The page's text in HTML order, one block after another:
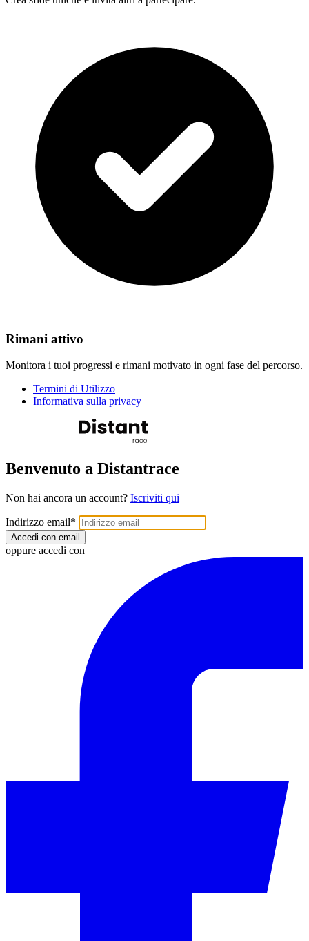
Rimani attivo
Monitora i tuoi progressi e rimani motivato in ogni fase del percorso.
Termini di Utilizzo
Informativa sulla privacy
Benvenuto a Distantrace
Non hai ancora un account? Iscriviti qui
Indirizzo email*
Accedi con email
oppure accedi con